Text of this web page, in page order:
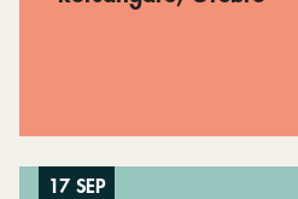
17 SEP